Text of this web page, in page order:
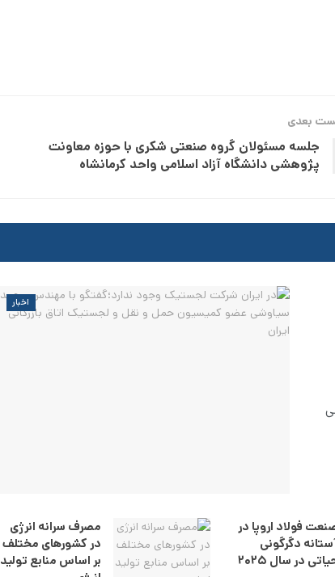
بعدی
جلسه مسئولان گروه صنعتی شکری با حوزه معاونت
پژوهشی دانشگاه آزاد اسلامی واحد کرمانشاه
اخبار
فولاد اروپا در
دگرگونی
در سال ۲۰۲۵
مصرف سرانه انرژی
در کشورهای مختلف
بر اساس منابع تولید